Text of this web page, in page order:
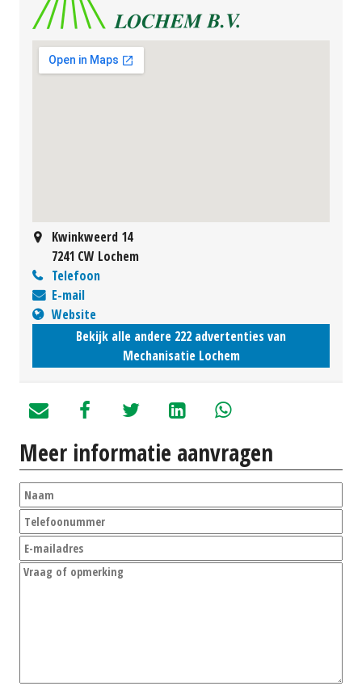
Kwinkweerd 14
7241 CW Lochem
Telefoon
E-mail
Website
Bekijk alle andere 222 advertenties van
Mechanisatie Lochem
Meer informatie aanvragen